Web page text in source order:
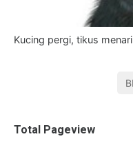
Kucing pergi, tikus
Total Pageview